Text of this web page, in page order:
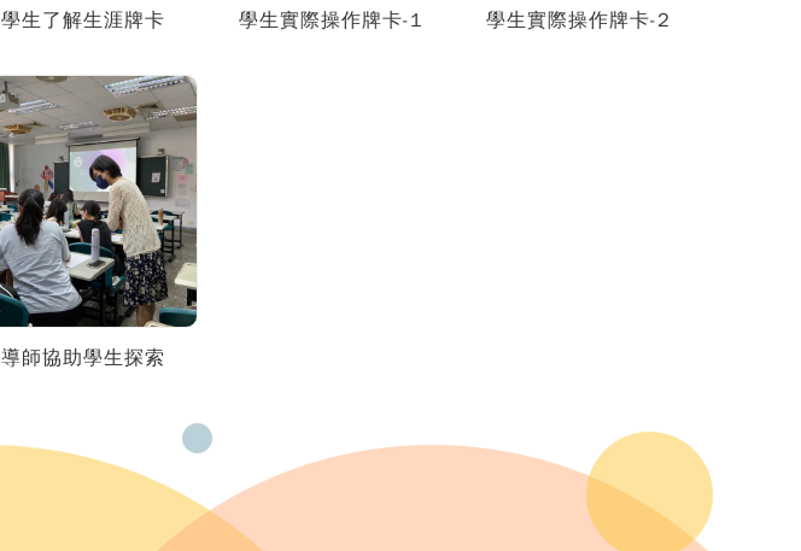
學生了解生涯牌卡 學生實際操作牌卡-1 學生實際操作牌卡-2
導師協助學生探索